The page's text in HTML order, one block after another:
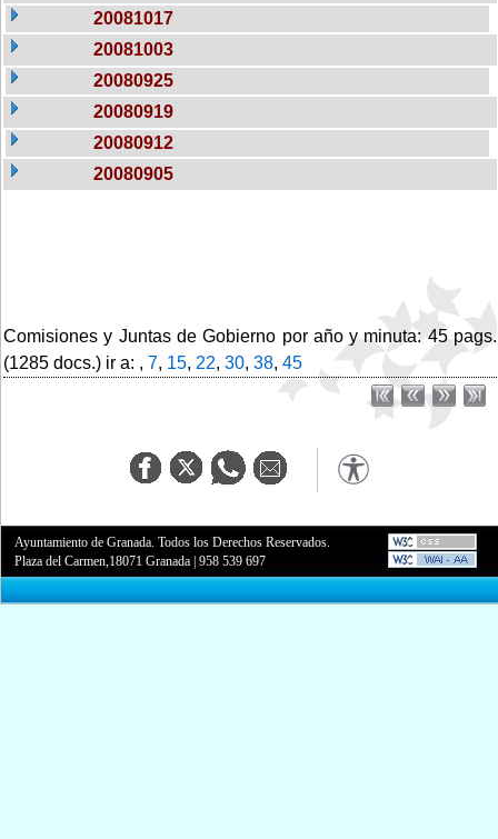
20081017
20081003
20080925
20080919
20080912
20080905
Comisiones y Juntas de Gobierno por año y minuta: 45 pags.
(1285 docs.) ir a: , 7, 15, 22, 30, 38, 45
Ayuntamiento de Granada. Todos los Derechos Reservados.
Plaza del Carmen,18071 Granada |958 539 697